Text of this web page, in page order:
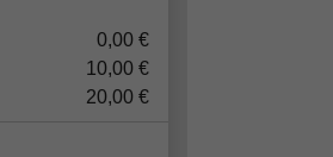
0,00 €
10,00 €
20,00 €